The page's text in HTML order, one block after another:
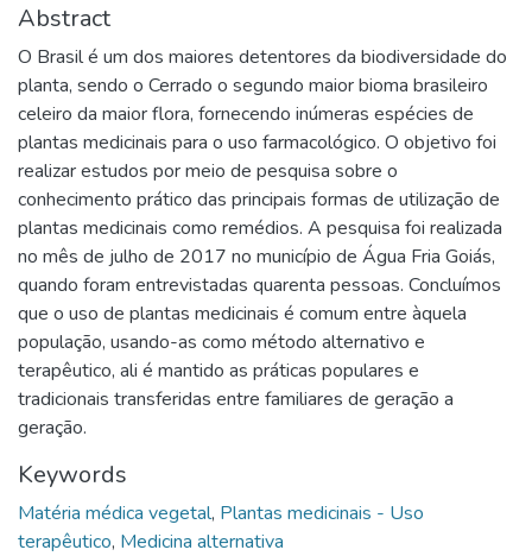
Abstract
O Brasil é um dos maiores detentores da biodiversidade do
planta, sendo o Cerrado o segundo maior bioma brasileiro
celeiro da maior flora, fornecendo inúmeras espécies de
plantas medicinais para o uso farmacológico. O objetivo foi
realizar estudos por meio de pesquisa sobre o
conhecimento prático das principais formas de utilização de
plantas medicinais como remédios. A pesquisa foi realizada
no mês de julho de 2017 no município de Água Fria Goiás,
quando foram entrevistadas quarenta pessoas. Concluímos
que o uso de plantas medicinais é comum entre àquela
população, usando-as como método alternativo e
terapêutico, ali é mantido as práticas populares e
tradicionais transferidas entre familiares de geração a
geração.
Keywords
Matéria médica vegetal, Plantas medicinais - Uso
terapêutico, Medicina alternativa